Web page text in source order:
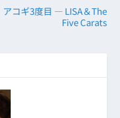
アコギ3度目 ― LISA＆The
Five Carats